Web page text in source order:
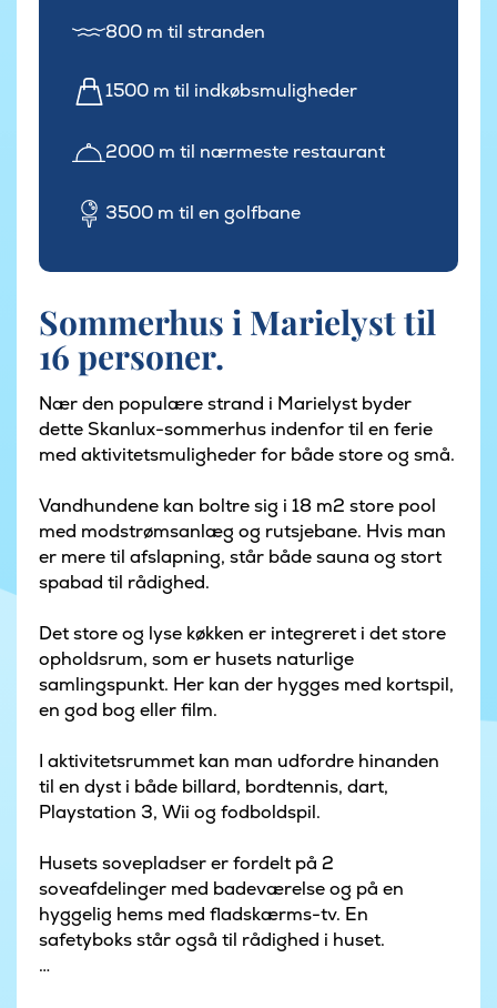
800 m til stranden
1500 m til indkøbsmuligheder
2000 m til nærmeste restaurant
3500 m til en golfbane
Sommerhus i Marielyst til
16 personer.
Nær den populære strand i Marielyst byder
dette Skanlux-sommerhus indenfor til en ferie
med aktivitetsmuligheder for både store og små.
Vandhundene kan boltre sig i 18 m2 store pool
med modstrømsanlæg og rutsjebane. Hvis man
er mere til afslapning, står både sauna og stort
spabad til rådighed.
Det store og lyse køkken er integreret i det store
opholdsrum, som er husets naturlige
samlingspunkt. Her kan der hygges med kortspil,
en god bog eller film.
I aktivitetsrummet kan man udfordre hinanden
til en dyst i både billard, bordtennis, dart,
Playstation 3, Wii og fodboldspil.
Husets sovepladser er fordelt på 2
soveafdelinger med badeværelse og på en
hyggelig hems med fladskærms-tv. En
safetyboks står også til rådighed i huset.